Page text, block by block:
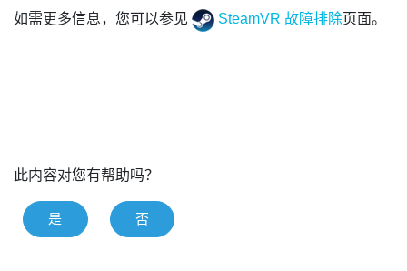
如需更多信息，您可以参见 SteamVR 故障排除页面。
此内容对您有帮助吗？
是 否